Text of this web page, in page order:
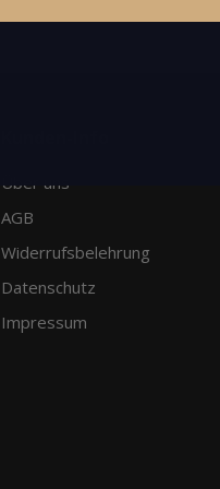
Über uns
AGB
Widerrufsbelehrung
Datenschutz
Impressum